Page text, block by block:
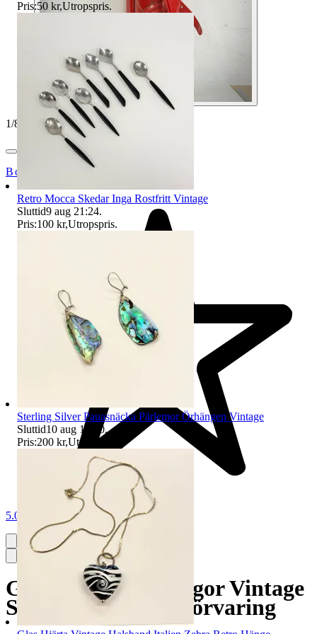
1/8
Bohagsbyrån
5.0
GOLFBAG McGregor Vintage
Skinn Retro Golf Förvaring
Pris:50 kr,Utropspris.
Retro Mocca Skedar Inga Rostfritt Vintage
Sluttid9 aug 21:24.
Pris:100 kr,Utropspris.
Sterling Silver Pauasnäcka Pärlemor Örhängen Vintage
Sluttid10 aug 19:20.
Pris:200 kr,Utropspris